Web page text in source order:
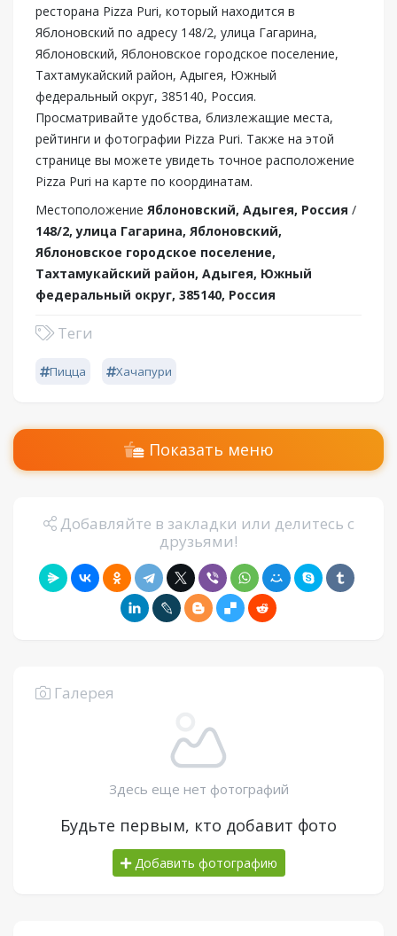
ресторана Pizza Puri, который находится в
Яблоновский по адресу 148/2, улица Гагарина,
Яблоновский, Яблоновское городское поселение,
Тахтамукайский район, Адыгея, Южный
федеральный округ, 385140, Россия.
Просматривайте удобства, близлежащие места,
рейтинги и фотографии Pizza Puri. Также на этой
странице вы можете увидеть точное расположение
Pizza Puri на карте по координатам.
Местоположение Яблоновский, Адыгея, Россия /
148/2, улица Гагарина, Яблоновский,
Яблоновское городское поселение,
Тахтамукайский район, Адыгея, Южный
федеральный округ, 385140, Россия
Теги
Пицца Хачапури
Показать меню
Добавляйте в закладки или делитесь с
друзьями!
Галерея
Здесь еще нет фотографий
Будьте первым, кто добавит фото
Добавить фотографию